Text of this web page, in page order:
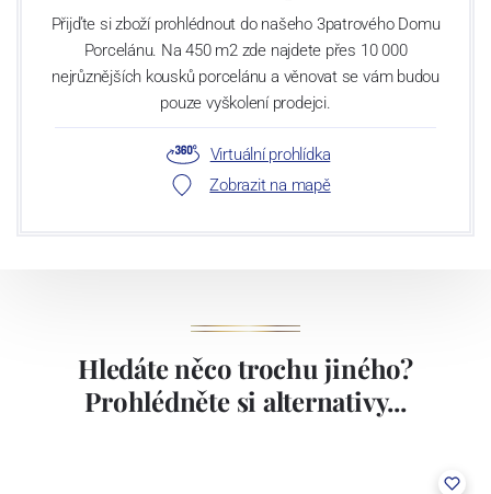
Přijďte si zboží prohlédnout do našeho 3patrového Domu
Porcelánu. Na 450 m2 zde najdete přes 10 000
nejrůznějších kousků porcelánu a věnovat se vám budou
pouze vyškolení prodejci.
Virtuální prohlídka
Zobrazit na mapě
Hledáte něco trochu jiného?
Prohlédněte si alternativy...